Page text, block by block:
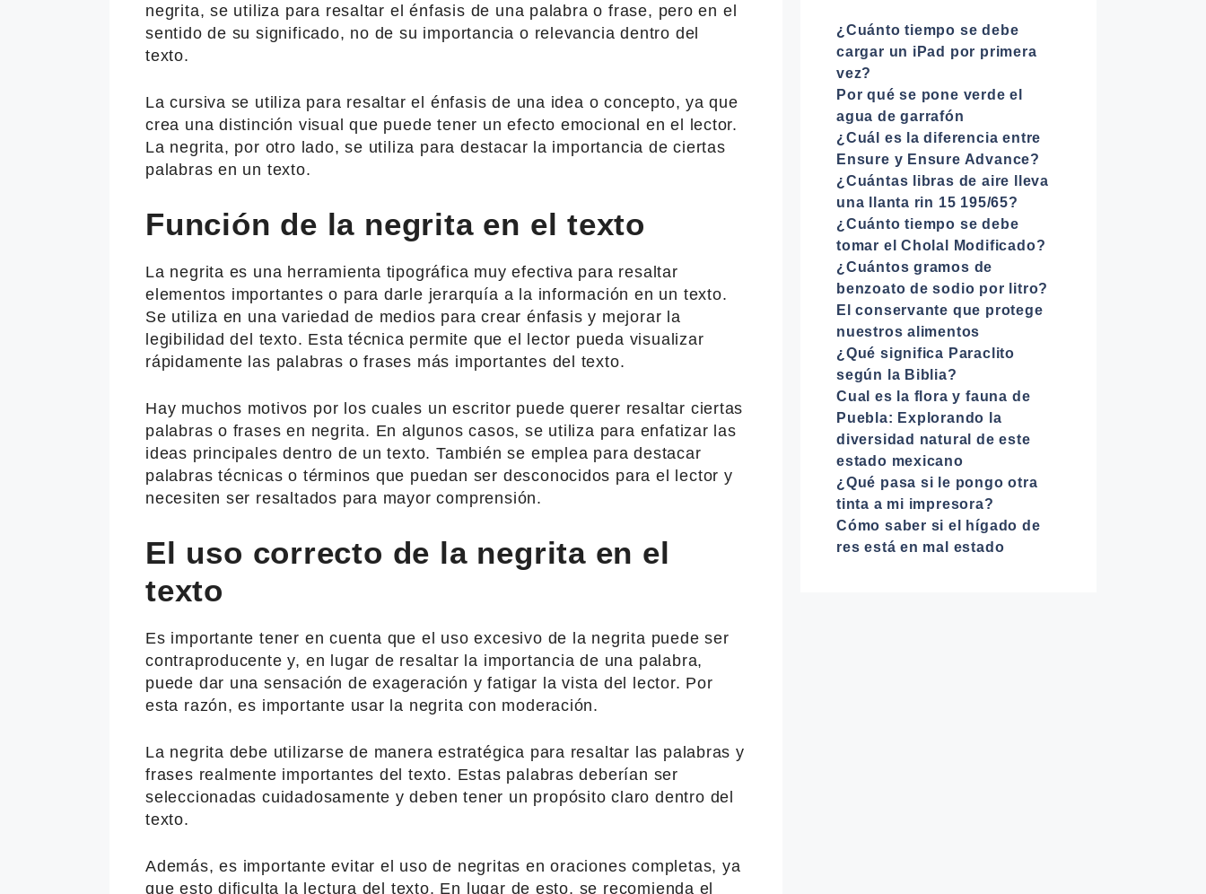
negrita, se utiliza para resaltar el énfasis de una palabra o frase, pero en el
sentido de su significado, no de su importancia o relevancia dentro del
texto.
La cursiva se utiliza para resaltar el énfasis de una idea o concepto, ya que
crea una distinción visual que puede tener un efecto emocional en el lector.
La negrita, por otro lado, se utiliza para destacar la importancia de ciertas
palabras en un texto.
Función de la negrita en el texto
La negrita es una herramienta tipográfica muy efectiva para resaltar
elementos importantes o para darle jerarquía a la información en un texto.
Se utiliza en una variedad de medios para crear énfasis y mejorar la
legibilidad del texto. Esta técnica permite que el lector pueda visualizar
rápidamente las palabras o frases más importantes del texto.
Hay muchos motivos por los cuales un escritor puede querer resaltar ciertas
palabras o frases en negrita. En algunos casos, se utiliza para enfatizar las
ideas principales dentro de un texto. También se emplea para destacar
palabras técnicas o términos que puedan ser desconocidos para el lector y
necesiten ser resaltados para mayor comprensión.
El uso correcto de la negrita en el
texto
Es importante tener en cuenta que el uso excesivo de la negrita puede ser
contraproducente y, en lugar de resaltar la importancia de una palabra,
puede dar una sensación de exageración y fatigar la vista del lector. Por
esta razón, es importante usar la negrita con moderación.
La negrita debe utilizarse de manera estratégica para resaltar las palabras y
frases realmente importantes del texto. Estas palabras deberían ser
seleccionadas cuidadosamente y deben tener un propósito claro dentro del
texto.
Además, es importante evitar el uso de negritas en oraciones completas, ya
que esto dificulta la lectura del texto. En lugar de esto, se recomienda el
¿Cuánto tiempo se debe
cargar un iPad por primera
vez?
Por qué se pone verde el
agua de garrafón
¿Cuál es la diferencia entre
Ensure y Ensure Advance?
¿Cuántas libras de aire lleva
una llanta rin 15 195/65?
¿Cuánto tiempo se debe
tomar el Cholal Modificado?
¿Cuántos gramos de
benzoato de sodio por litro?
El conservante que protege
nuestros alimentos
¿Qué significa Paraclito
según la Biblia?
Cual es la flora y fauna de
Puebla: Explorando la
diversidad natural de este
estado mexicano
¿Qué pasa si le pongo otra
tinta a mi impresora?
Cómo saber si el hígado de
res está en mal estado